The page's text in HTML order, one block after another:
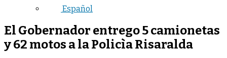
Español
El Gobernador entrego 5 camionetas
y 62 motos a la Policìa Risaralda